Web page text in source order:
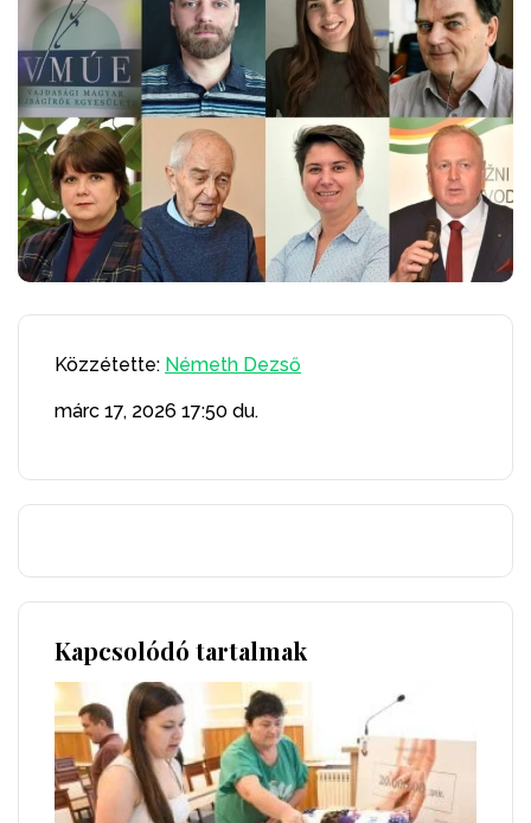
Közzétette: Németh Dezső
márc 17, 2026 17:50 du.
Kapcsolódó tartalmak